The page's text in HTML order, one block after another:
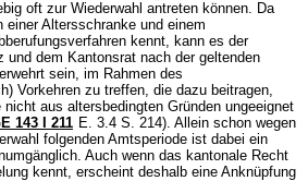
oft zur Wiederwahl antreten können. Da
einer Altersschranke und einem
kennt, kann es der
und dem Kantonsrat nach der geltenden
sein, im Rahmen des
Vorkehren zu treffen, die dazu beitragen,
aus altersbedingten Gründen ungeeignet
143 I 211 E. 3.4 S. 214). Allein schon wegen
folgenden Amtsperiode ist dabei ein
Auch wenn das kantonale Recht
kennt, erscheint deshalb eine Anknüpfung